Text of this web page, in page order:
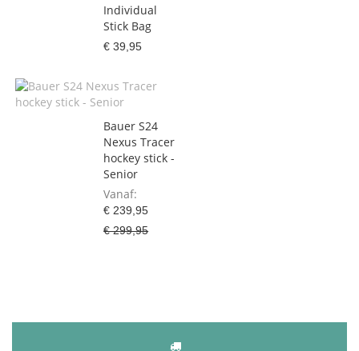
Individual
Stick Bag
€ 39,95
Bauer S24
Nexus Tracer
hockey stick -
Senior
Vanaf
€ 239,95
€ 299,95